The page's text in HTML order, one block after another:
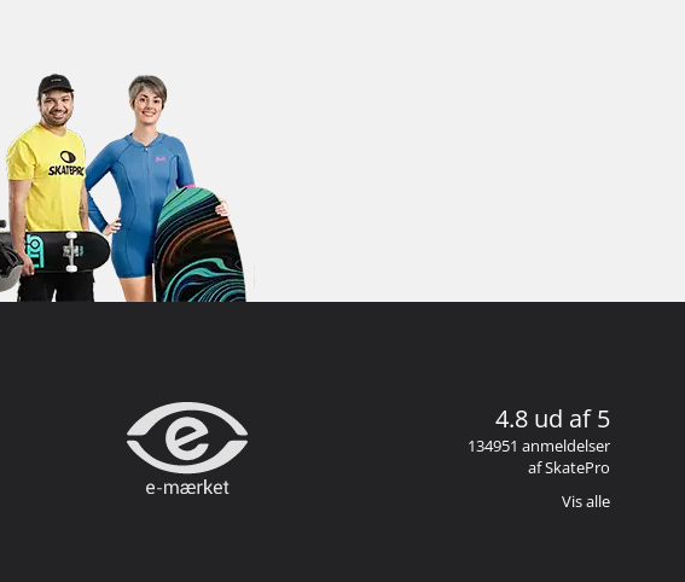
4.8 ud af 5
134951 anmeldelser
af SkatePro
Vis alle